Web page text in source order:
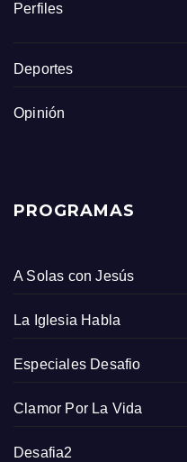
Perfiles
Deportes
Opinión
PROGRAMAS
A Solas con Jesús
La Iglesia Habla
Especiales Desafio
Clamor Por La Vida
Desafia2